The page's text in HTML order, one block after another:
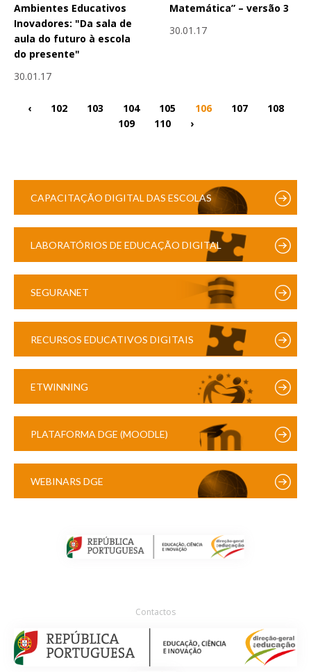
Ambientes Educativos
Inovadores: "Da sala de
aula do futuro à escola
do presente"
30.01.17
Matemática” – versão 3
30.01.17
‹ 102 103 104 105 106 107
108
109
110 ›
CAPACITAÇÃO DIGITAL DAS ESCOLAS
LABORATÓRIOS DE EDUCAÇÃO DIGITAL
SEGURANET
RECURSOS EDUCATIVOS DIGITAIS
ETWINNING
PLATAFORMA DGE (MOODLE)
WEBINARS DGE
Contactos